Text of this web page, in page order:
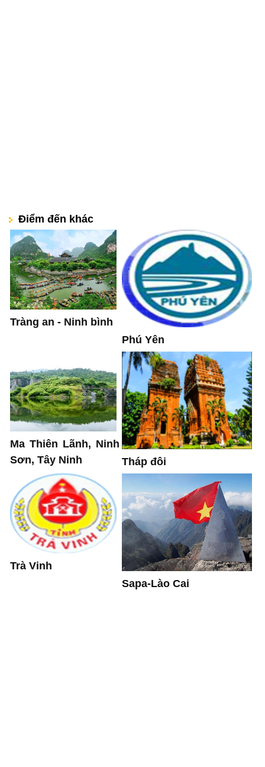
Điểm đến khác
Tràng an - Ninh bình
Phú Yên
Ma Thiên Lãnh, Ninh
Sơn, Tây Ninh
Tháp đôi
Trà Vinh
Sapa-Lào Cai